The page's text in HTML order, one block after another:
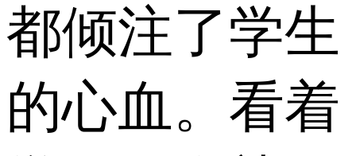
都倾注了学生
的心血。看着